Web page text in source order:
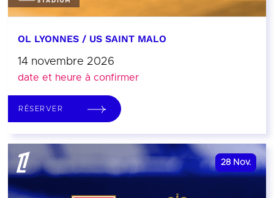
OL LYONNES / US SAINT MALO
14 novembre 2026
date et heure à confirmer
RÉSERVER
28 Nov.